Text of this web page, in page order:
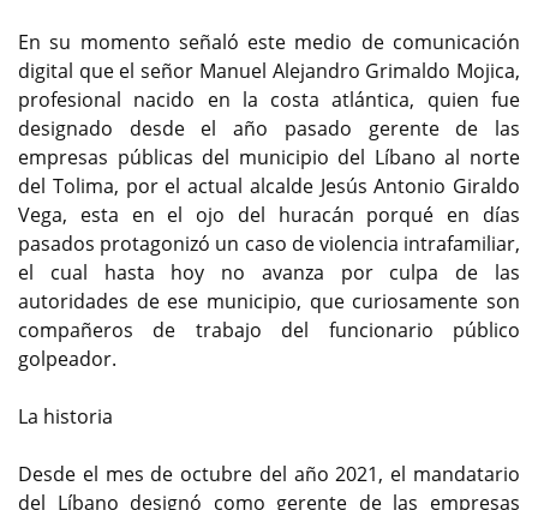
En su momento señaló este medio de comunicación
digital que el señor Manuel Alejandro Grimaldo Mojica,
profesional nacido en la costa atlántica, quien fue
designado desde el año pasado gerente de las
empresas públicas del municipio del Líbano al norte
del Tolima, por el actual alcalde Jesús Antonio Giraldo
Vega, esta en el ojo del huracán porqué en días
pasados protagonizó un caso de violencia intrafamiliar,
el cual hasta hoy no avanza por culpa de las
autoridades de ese municipio, que curiosamente son
compañeros de trabajo del funcionario público
golpeador.
La historia
Desde el mes de octubre del año 2021, el mandatario
del Líbano designó como gerente de las empresas